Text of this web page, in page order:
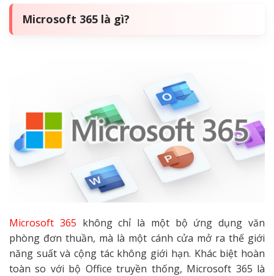
Microsoft 365 là gì?
Microsoft 365 không chỉ là một bộ ứng dụng văn
phòng đơn thuần, mà là một cánh cửa mở ra thế giới
năng suất và cộng tác không giới hạn. Khác biệt hoàn
toàn so với bộ Office truyền thống, Microsoft 365 là